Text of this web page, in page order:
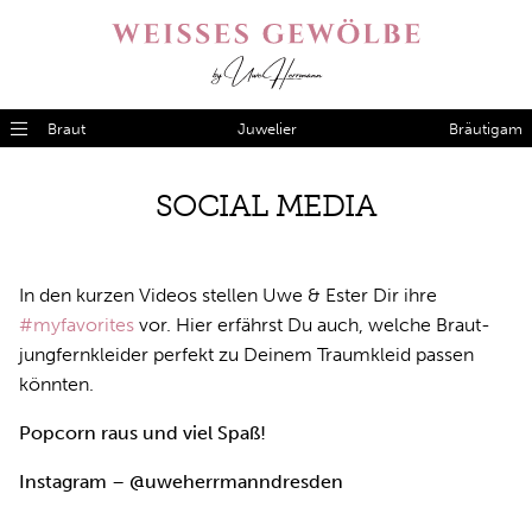
Braut Juwelier Bräutigam
SO­CI­AL ME­DIA
In den kur­zen Vi­de­os stel­len Uwe & Es­ter Dir ihre
#myfavorites vor. Hier er­fährst Du auch, wel­che Braut­
jung­fern­klei­der per­fekt zu Dei­nem Traum­kleid pas­sen
könn­ten.
Popcorn raus und viel Spaß!
Instagram – @uweherrmanndresden